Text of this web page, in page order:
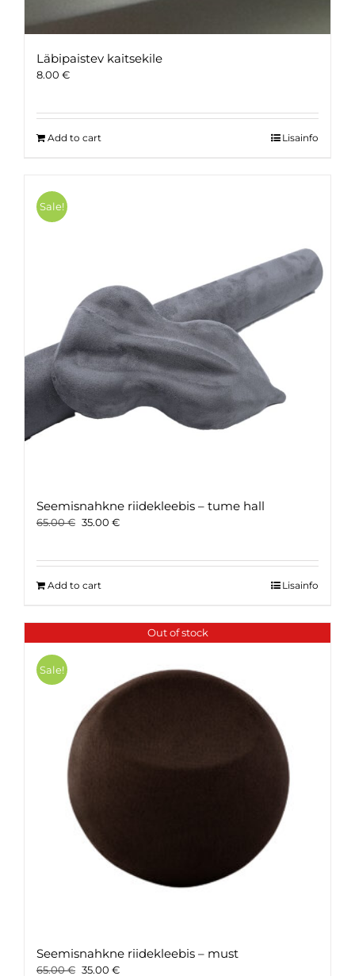
Läbipaistev kaitsekile
8.00 €
Add to cart Lisainfo
Sale!
Seemisnahkne riidekleebis – tume hall
65.00€ Original
65.00 €.
35.00 €Current
35.00 €.
Add to cart Lisainfo
Out of stock
Sale!
Seemisnahkne riidekleebis – must
65.00€ Original
35.00 €Current